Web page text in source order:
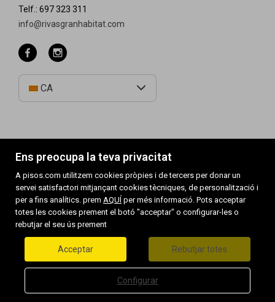
Ens preocupa la teva privacitat
A pisos.com utilitzem cookies pròpies i de tercers per donar un
servei satisfactori mitjançant cookies tècniques, de personalització i
per a fins analítics. prem AQUÍ per més informació. Pots acceptar
totes les cookies prement el botó "acceptar" o configurar-les o
rebutjar el seu ús prement
Acceptar Rebutjar totes
Configurar
Telf.: 697 323 311
info@rivasgranhabitat.com
CA
Immobles destacats
Mapa Web
Avís legal
Departament Jurídic